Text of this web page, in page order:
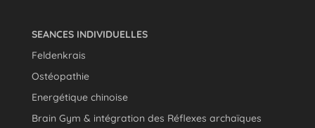
SEANCES INDIVIDUELLES
Feldenkrais
Ostéopathie
Energétique chinoise
Brain Gym & intégration des Réflexes archaïques